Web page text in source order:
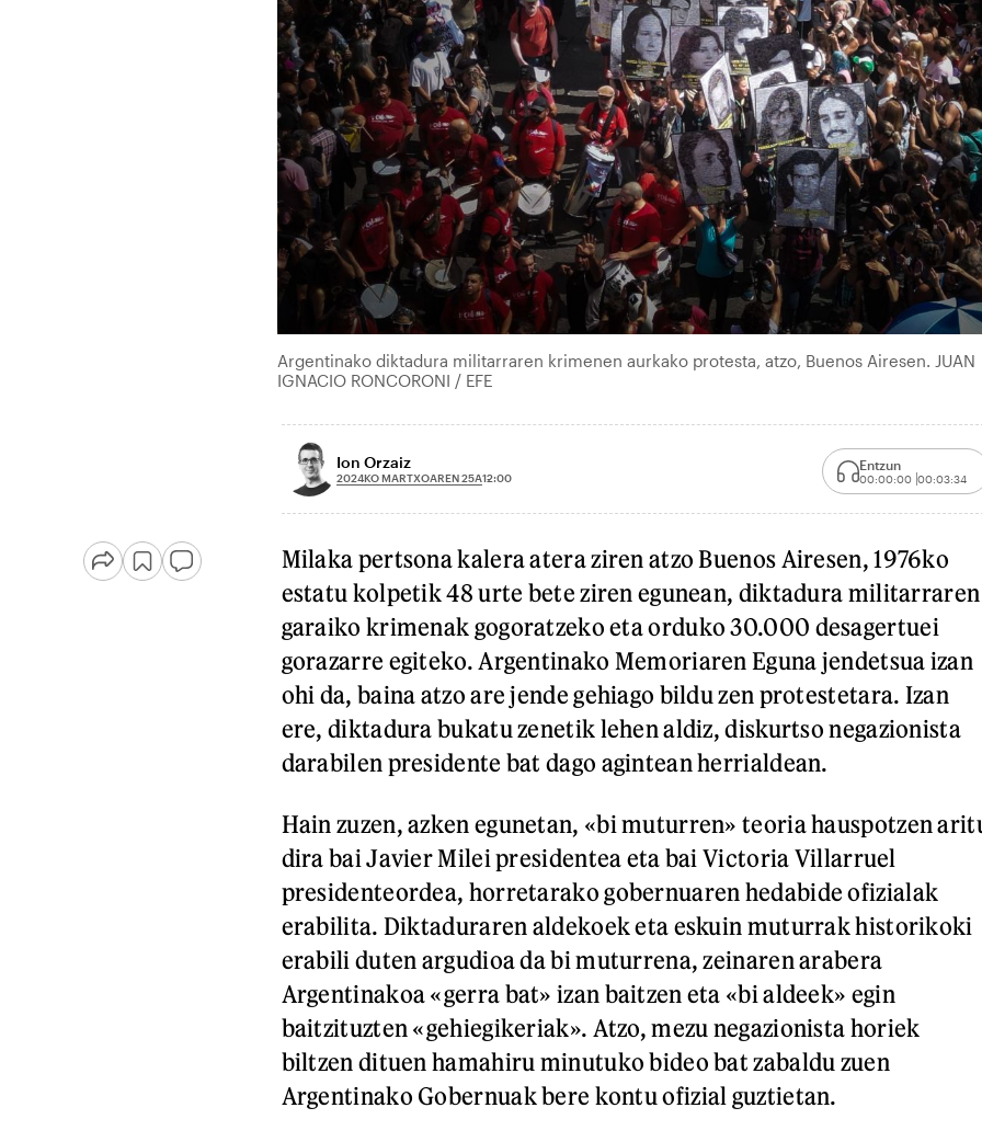
Argentinako diktadura militarraren krimenen aurkako protesta, atzo, Buenos Airesen. JUAN
IGNACIO RONCORONI / EFE
Ion Orzaiz
2024KO MARTXOAREN 25A12:00
Entzun
00:00:00 00:03:34
Milaka pertsona kalera atera ziren atzo Buenos Airesen, 1976ko
estatu kolpetik 48 urte bete ziren egunean, diktadura militarraren
garaiko krimenak gogoratzeko eta orduko 30.000 desagertuei
gorazarre egiteko. Argentinako Memoriaren Eguna jendetsua izan
ohi da, baina atzo are jende gehiago bildu zen protestetara. Izan
ere, diktadura bukatu zenetik lehen aldiz, diskurtso negazionista
darabilen presidente bat dago agintean herrialdean.
Hain zuzen, azken egunetan, «bi muturren» teoria hauspotzen
dira bai Javier Milei presidentea eta bai Victoria Villarruel
presidenteordea, horretarako gobernuaren hedabide ofizialak
erabilita. Diktaduraren aldekoek eta eskuin muturrak historikoki
erabili duten argudioa da bi muturrena, zeinaren arabera
Argentinakoa «gerra bat» izan baitzen eta «bi aldeek» egin
baitzituzten «gehiegikeriak». Atzo, mezu negazionista horiek
biltzen dituen hamahiru minutuko bideo bat zabaldu zuen
Argentinako Gobernuak bere kontu ofizial guztietan.